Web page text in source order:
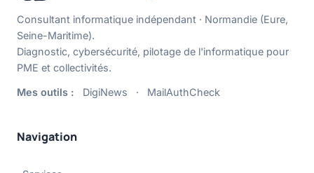
Consultant informatique indépendant · Normandie (Eure,
Seine-Maritime).
Diagnostic, cybersécurité, pilotage de l'informatique pour
PME et collectivités.
Mes outils : DigiNews · MailAuthCheck
Navigation